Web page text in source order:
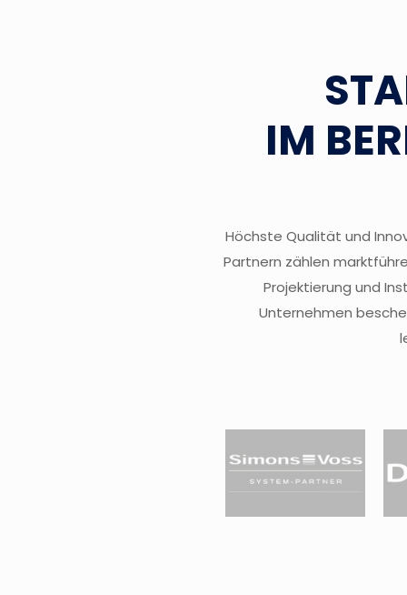
IM
Höchste Qualität und
Partnern zählen
Projektierung und
Unternehmen